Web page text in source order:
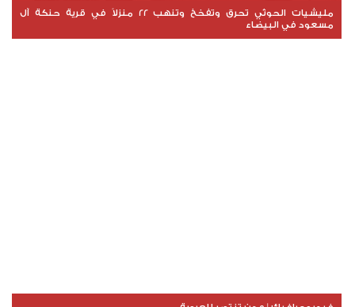
مليشيات الحوثي تحرق وتفخخ وتنهب 22 منزلاً في قرية حنكة آل
مسعود في البيضاء